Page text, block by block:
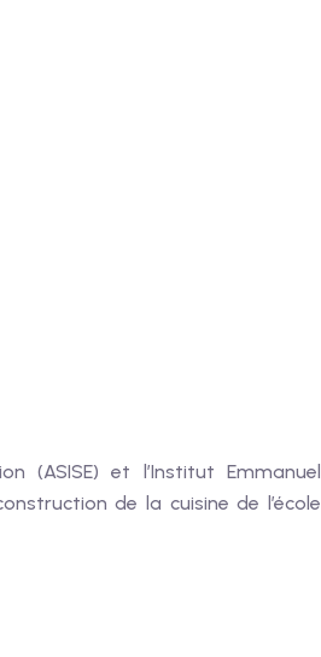
(ASISE) et l’Institut Emmanuel
de la cuisine de l’école